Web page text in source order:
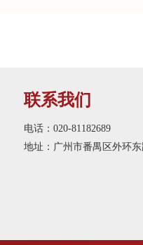
联系我们
电话：020-81182689
地址：广州市番禺区外环